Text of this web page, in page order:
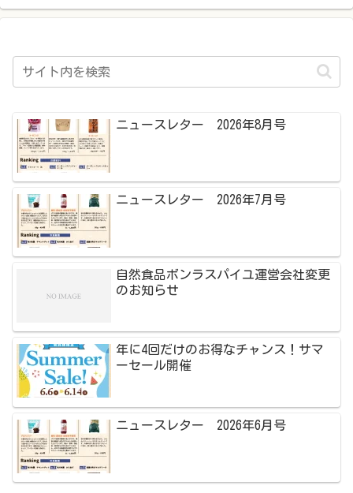
ニュースレター 2026年8月号
ニュースレター 2026年7月号
自然食品ボンラスパイユ運営会社変更
のお知らせ
年に4回だけのお得なチャンス！サマ
ーセール開催
ニュースレター 2026年6月号